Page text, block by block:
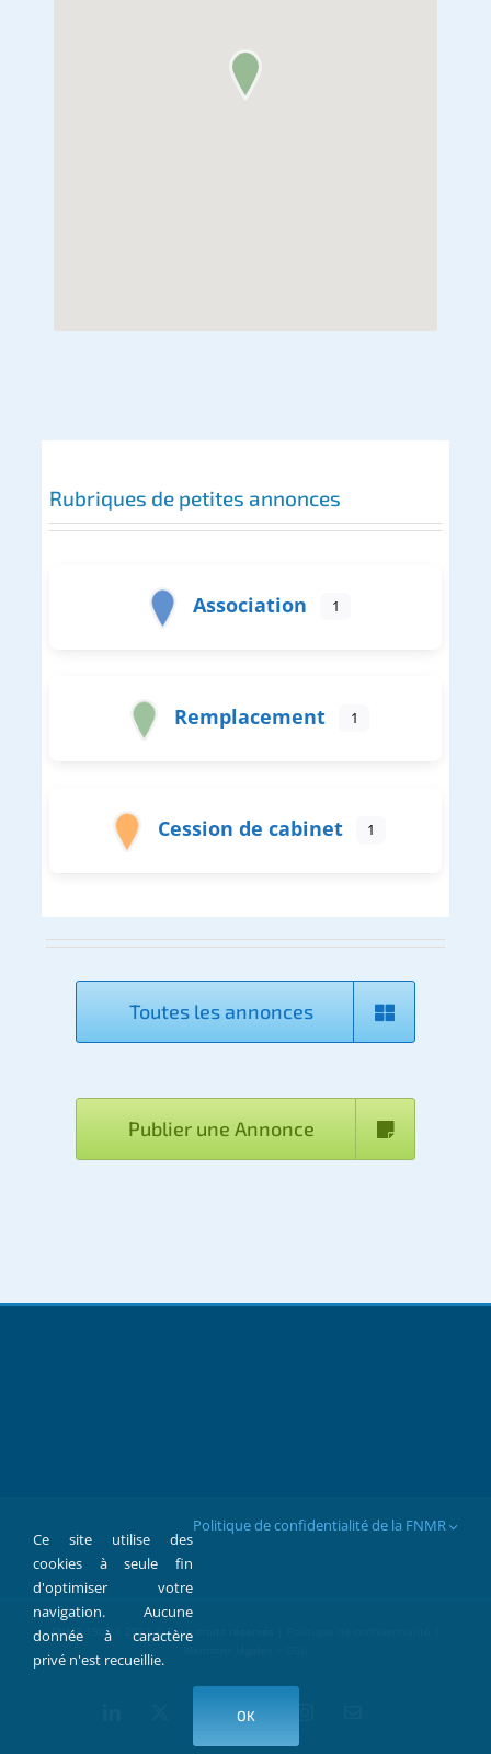
Rubriques de petites annonces
Association 1
Remplacement 1
Cession de cabinet 1
Toutes les annonces
Publier une Annonce
FNMR 1907 > 2022 © Tous droits réservés |
Facebook
Ce site utilise des
cookies à seule fin
d'optimiser votre
navigation. Aucune
donnée à caractère
privé n'est recueillie.
Politique de confidentialité de la FNMR
OK